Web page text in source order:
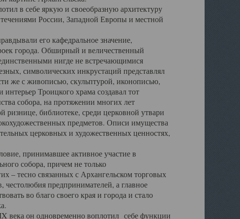
в себе яркую и своеобразную архитектуру
России, Западной Европы и местной
его кафедральное значение,
города. Обширный и величественный
нигде не встречающимися
символических инкрустаций представлял
же с живописью, скульптурой, иконописью,
Троицкого храма создавал тот
собора, на протяжении многих лет
библиотеке, среди церковной утвари
предметов. Описи имущества
церковных и художественных ценностях,
принимавшее активное участие в
собора, причем не только
– тесно связанных с Архангельском торговых
предпринимателей, а главное
во благо своего края и города и стало
он одновременно воплотил себе функции